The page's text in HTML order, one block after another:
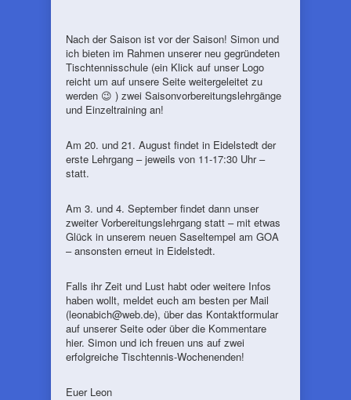
Nach der Saison ist vor der Saison! Simon und
ich bieten im Rahmen unserer neu gegründeten
Tischtennisschule (ein Klick auf unser Logo
reicht um auf unsere Seite weitergeleitet zu
werden 😉 ) zwei Saisonvorbereitungslehrgänge
und Einzeltraining an!
Am 20. und 21. August findet in Eidelstedt der
erste Lehrgang – jeweils von 11-17:30 Uhr –
statt.
Am 3. und 4. September findet dann unser
zweiter Vorbereitungslehrgang statt – mit etwas
Glück in unserem neuen Saseltempel am GOA
– ansonsten erneut in Eidelstedt.
Falls ihr Zeit und Lust habt oder weitere Infos
haben wollt, meldet euch am besten per Mail
(leonabich@web.de), über das Kontaktformular
auf unserer Seite oder über die Kommentare
hier. Simon und ich freuen uns auf zwei
erfolgreiche Tischtennis-Wochenenden!
Euer Leon